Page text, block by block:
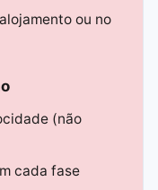
ou no
(não
cada fase